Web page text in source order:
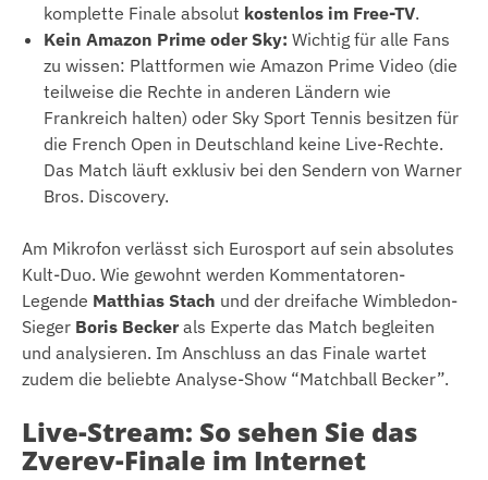
komplette Finale absolut kostenlos im Free-TV.
Kein Amazon Prime oder Sky: Wichtig für alle Fans
zu wissen: Plattformen wie Amazon Prime Video (die
teilweise die Rechte in anderen Ländern wie
Frankreich halten) oder Sky Sport Tennis besitzen für
die French Open in Deutschland keine Live-Rechte.
Das Match läuft exklusiv bei den Sendern von Warner
Bros. Discovery.
Am Mikrofon verlässt sich Eurosport auf sein absolutes
Kult-Duo. Wie gewohnt werden Kommentatoren-
Legende Matthias Stach und der dreifache Wimbledon-
Sieger Boris Becker als Experte das Match begleiten
und analysieren. Im Anschluss an das Finale wartet
zudem die beliebte Analyse-Show “Matchball Becker”.
Live-Stream: So sehen Sie das
Zverev-Finale im Internet